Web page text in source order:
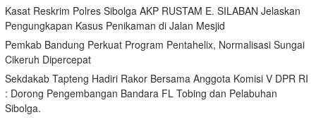
Kasat Reskrim Polres Sibolga AKP RUSTAM E. SILABAN Jelaskan
Pengungkapan Kasus Penikaman di Jalan Mesjid
Pemkab Bandung Perkuat Program Pentahelix, Normalisasi Sungai
Cikeruh Dipercepat
Sekdakab Tapteng Hadiri Rakor Bersama Anggota Komisi V DPR RI
: Dorong Pengembangan Bandara FL Tobing dan Pelabuhan
Sibolga.